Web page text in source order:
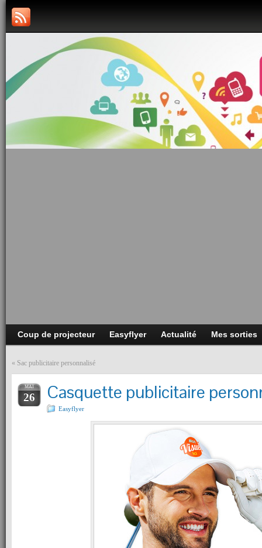
Coup de projecteur Easyflyer Actualité Mes sorties
« Sac publicitaire personnalisé
MAI
26 Casquette publicitaire
Easyflyer